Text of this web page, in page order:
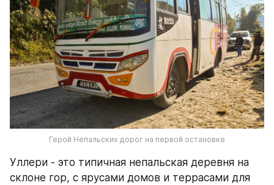
Герой Непальских дорог на первой остановке
Уллери - это типичная непальская деревня на
склоне гор, с ярусами домов и террасами для